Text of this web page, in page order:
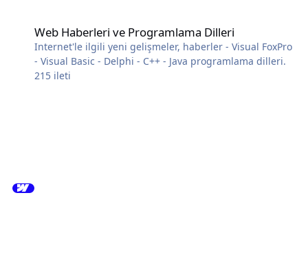
Web Haberleri ve Programlama Dilleri
Internet'le ilgili yeni gelişmeler, haberler - Visual FoxPro
- Visual Basic - Delphi - C++ - Java programlama dilleri.
215 ileti